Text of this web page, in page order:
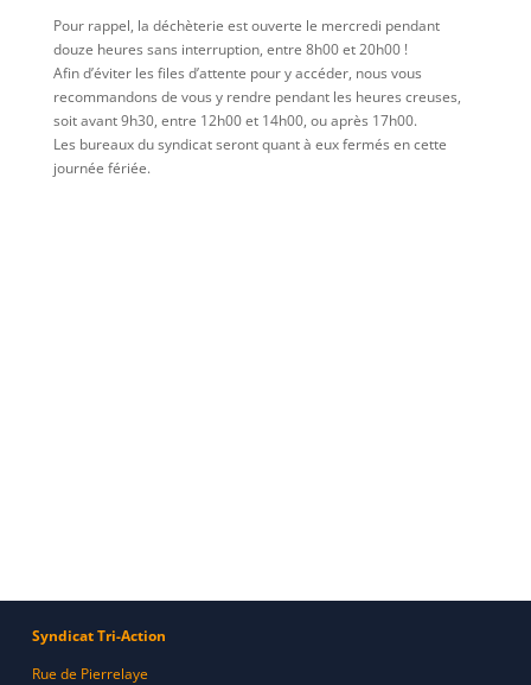
Pour rappel, la déchèterie est ouverte le mercredi pendant
douze heures sans interruption, entre 8h00 et 20h00 !
Afin d’éviter les files d’attente pour y accéder, nous vous
recommandons de vous y rendre pendant les heures creuses,
soit avant 9h30, entre 12h00 et 14h00, ou après 17h00.
Les bureaux du syndicat seront quant à eux fermés en cette
journée fériée.
Syndicat Tri-Action
Rue de Pierrelaye